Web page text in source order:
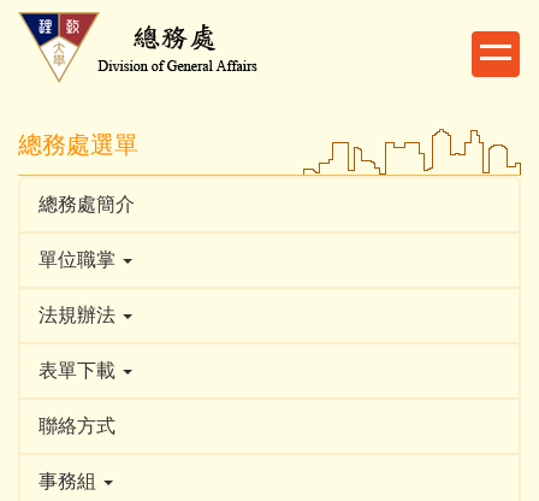
跳
內
總務處選單
總務處簡介
單位職掌
法規辦法
表單下載
聯絡方式
事務組